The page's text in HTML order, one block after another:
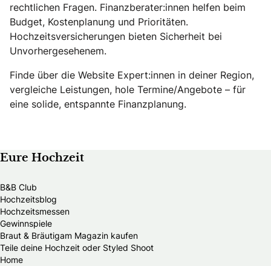
rechtlichen Fragen. Finanzberater:innen helfen beim
Budget, Kostenplanung und Prioritäten.
Hochzeitsversicherungen bieten Sicherheit bei
Unvorhergesehenem.
Finde über die Website Expert:innen in deiner Region,
vergleiche Leistungen, hole Termine/Angebote – für
eine solide, entspannte Finanzplanung.
Eure Hochzeit
B&B Club
Hochzeitsblog
Hochzeitsmessen
Gewinnspiele
Braut & Bräutigam Magazin kaufen
Teile deine Hochzeit oder Styled Shoot
Home